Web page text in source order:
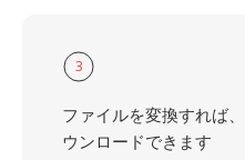
3
ファイルを変換すれば
ウンロードできます